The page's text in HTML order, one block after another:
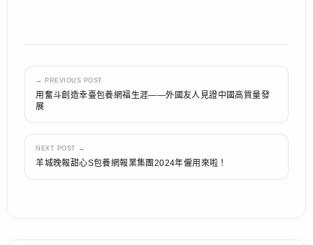
← PREVIOUS POST
用奮斗創造幸臺包養網福生涯——外國友人見證中國高質量發
展
NEXT POST →
羊城晚報甜心S包養網報業集團2024年僱用來啦！